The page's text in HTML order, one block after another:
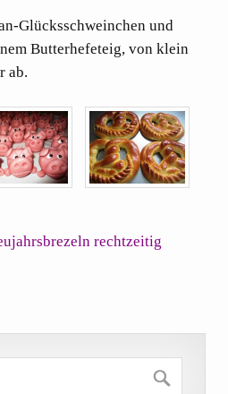
Glücksschweinchen und
Butterhefeteig, von klein
ab.
rechtzeitig